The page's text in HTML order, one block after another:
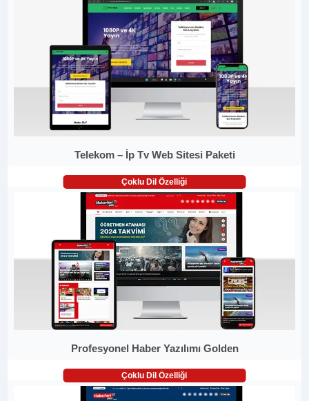
Telekom – İp Tv Web Sitesi Paketi
Çoklu Dil Özelliği
Profesyonel Haber Yazılımı Golden
Çoklu Dil Özelliği